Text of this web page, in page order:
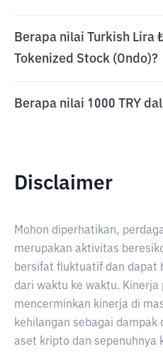
Berapa nilai Turkish Lira
Tokenized Stock (Ondo)?
Berapa nilai 1000 TRY
Disclaimer
Mohon diperhatikan,
merupakan aktivitas
bersifat fluktuatif dan dapat
dari waktu ke waktu.
mencerminkan kinerja di
kehilangan sebagai
aset kripto dan sepenuhnya